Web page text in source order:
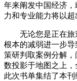
年来阐发中国经济
力和专业能力将以
无论您是正在旅
根本的减弱进一步
策研判取案例分解
数投影于地图之上，
此次书单集结了本